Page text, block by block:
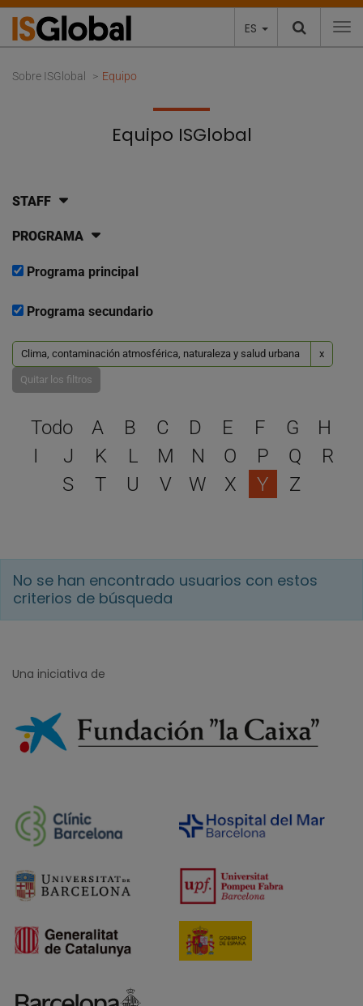
ES
Sobre ISGlobal Equipo
Equipo ISGlobal
STAFF
PROGRAMA
Programa principal
Programa secundario
Clima, contaminación atmosférica, naturaleza y salud urbana x
Quitar los filtros
Selecciona una letra
Todo A B C D E F G
H
I
J K L M N O P Q
R
S
T U V W X Y Z
No se han encontrado usuarios con estos
criterios de búsqueda
Una iniciativa de